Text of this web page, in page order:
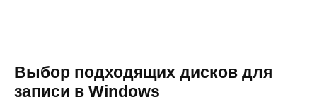
Выбор подходящих дисков для
записи в Windows